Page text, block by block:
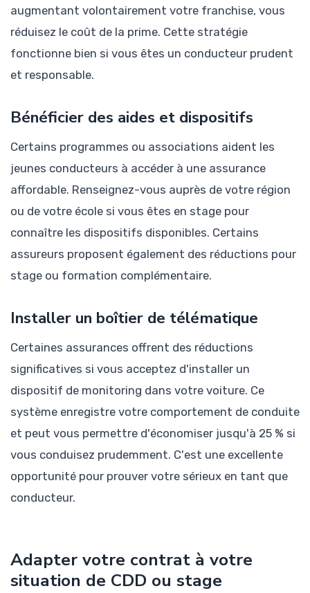
augmentant volontairement votre franchise, vous
réduisez le coût de la prime. Cette stratégie
fonctionne bien si vous êtes un conducteur prudent
et responsable.
Bénéficier des aides et dispositifs
Certains programmes ou associations aident les
jeunes conducteurs à accéder à une assurance
affordable. Renseignez-vous auprès de votre région
ou de votre école si vous êtes en stage pour
connaître les dispositifs disponibles. Certains
assureurs proposent également des réductions pour
stage ou formation complémentaire.
Installer un boîtier de télématique
Certaines assurances offrent des réductions
significatives si vous acceptez d'installer un
dispositif de monitoring dans votre voiture. Ce
système enregistre votre comportement de conduite
et peut vous permettre d'économiser jusqu'à 25 % si
vous conduisez prudemment. C'est une excellente
opportunité pour prouver votre sérieux en tant que
conducteur.
Adapter votre contrat à votre
situation de CDD ou stage